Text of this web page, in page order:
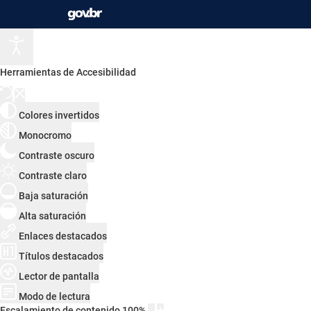
Herramientas de Accesibilidad
Colores invertidos
Monocromo
Contraste oscuro
Contraste claro
Baja saturación
Alta saturación
Enlaces destacados
Títulos destacados
Lector de pantalla
Modo de lectura